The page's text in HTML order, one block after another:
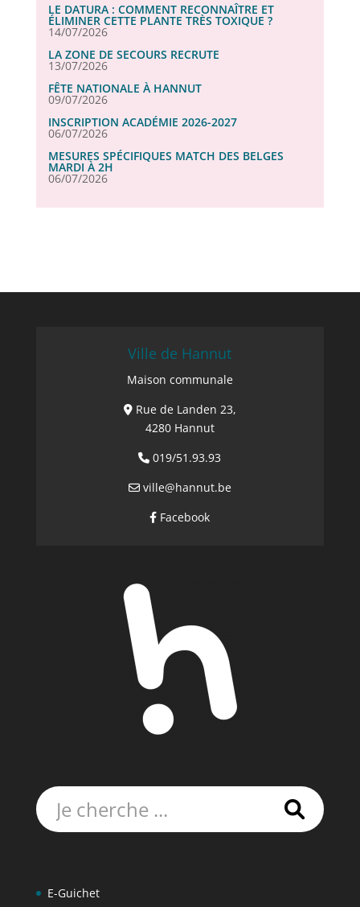
LE DATURA : COMMENT RECONNAÎTRE ET
ÉLIMINER CETTE PLANTE TRÈS TOXIQUE ?
14/07/2026
LA ZONE DE SECOURS RECRUTE
13/07/2026
FÊTE NATIONALE À HANNUT
09/07/2026
INSCRIPTION ACADÉMIE 2026-2027
06/07/2026
MESURES SPÉCIFIQUES MATCH DES BELGES
MARDI À 2H
06/07/2026
Ville de Hannut
Maison communale
Rue de Landen 23,
4280 Hannut
019/51.93.93
ville@hannut.be
Facebook
E-Guichet